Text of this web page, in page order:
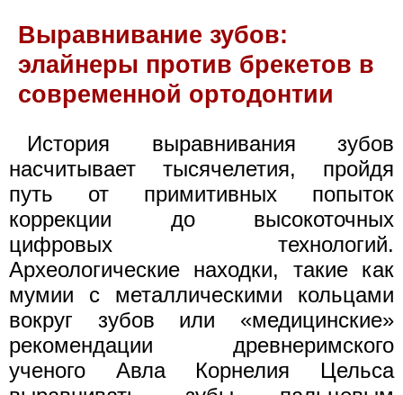
Выравнивание зубов:
элайнеры против брекетов в
современной ортодонтии
История выравнивания зубов
насчитывает тысячелетия, пройдя
путь от примитивных попыток
коррекции до высокоточных
цифровых технологий.
Археологические находки, такие как
мумии с металлическими кольцами
вокруг зубов или «медицинские»
рекомендации древнеримского
ученого Авла Корнелия Цельса